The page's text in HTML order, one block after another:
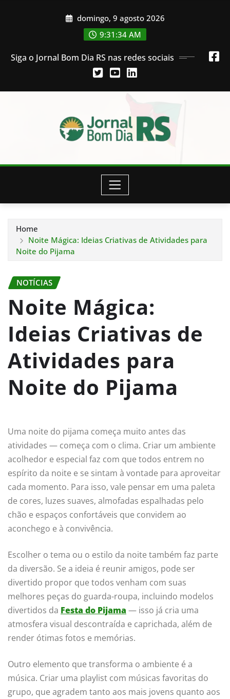
domingo, 9 agosto 2026
9:31:36 AM
Siga o Jornal Bom Dia RS nas redes sociais
Home
Noite Mágica: Ideias Criativas de Atividades para
Noite do Pijama
NOTÍCIAS
Noite Mágica:
Ideias Criativas de
Atividades para
Noite do Pijama
Uma noite do pijama começa muito antes das
atividades — começa com o clima. Criar um ambiente
acolhedor e especial faz com que todos entrem no
espírito da noite e se sintam à vontade para aproveitar
cada momento. Para isso, vale pensar em uma paleta
de cores, luzes suaves, almofadas espalhadas pelo
chão e espaços confortáveis que convidem ao
aconchego e à convivência.
Escolher o tema ou o estilo da noite também faz parte
da diversão. Se a ideia é reunir amigos, pode ser
divertido propor que todos venham com suas
melhores peças do guarda-roupa, incluindo modelos
divertidos da Festa do Pijama — isso já cria uma
atmosfera visual descontraída e caprichada, além de
render ótimas fotos e memórias.
Outro elemento que transforma o ambiente é a
música. Criar uma playlist com músicas favoritas do
grupo, que agradem tanto aos mais jovens quanto aos